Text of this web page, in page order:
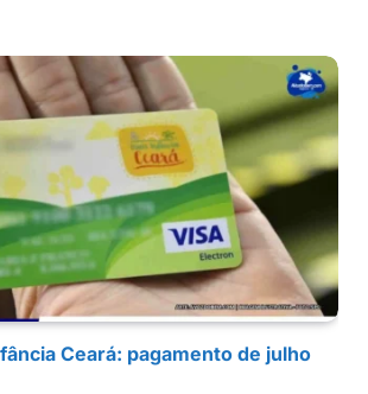
Ceará: pagamento de julho